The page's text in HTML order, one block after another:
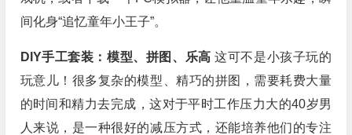
间化身“追忆童年小王子”。
DIY手工套装：模型、拼图、乐高这可不是小孩子玩的
玩意儿！很多复杂的模型、精巧的拼图，需要耗费大量
的时间和精力去完成，这对于平时工作压力大的40岁男
人来说，是一种很好的减压方式，还能培养他们的专注